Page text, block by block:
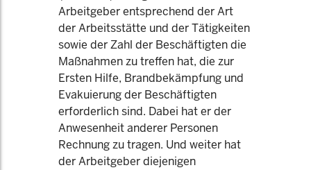
Arbeitgeber entsprechend der Art
der Arbeitsstätte und der Tätigkeiten
sowie der Zahl der Beschäftigten die
Maßnahmen zu treffen hat, die zur
Ersten Hilfe, Brandbekämpfung und
Evakuierung der Beschäftigten
erforderlich sind. Dabei hat er der
Anwesenheit anderer Personen
Rechnung zu tragen. Und weiter hat
der Arbeitgeber diejenigen